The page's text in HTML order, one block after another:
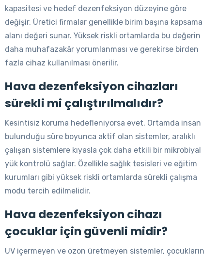
kapasitesi ve hedef dezenfeksiyon düzeyine göre
değişir. Üretici firmalar genellikle birim başına kapsama
alanı değeri sunar. Yüksek riskli ortamlarda bu değerin
daha muhafazakâr yorumlanması ve gerekirse birden
fazla cihaz kullanılması önerilir.
Hava dezenfeksiyon cihazları
sürekli mi çalıştırılmalıdır?
Kesintisiz koruma hedefleniyorsa evet. Ortamda insan
bulunduğu süre boyunca aktif olan sistemler, aralıklı
çalışan sistemlere kıyasla çok daha etkili bir mikrobiyal
yük kontrolü sağlar. Özellikle sağlık tesisleri ve eğitim
kurumları gibi yüksek riskli ortamlarda sürekli çalışma
modu tercih edilmelidir.
Hava dezenfeksiyon cihazı
çocuklar için güvenli midir?
UV içermeyen ve ozon üretmeyen sistemler, çocukların